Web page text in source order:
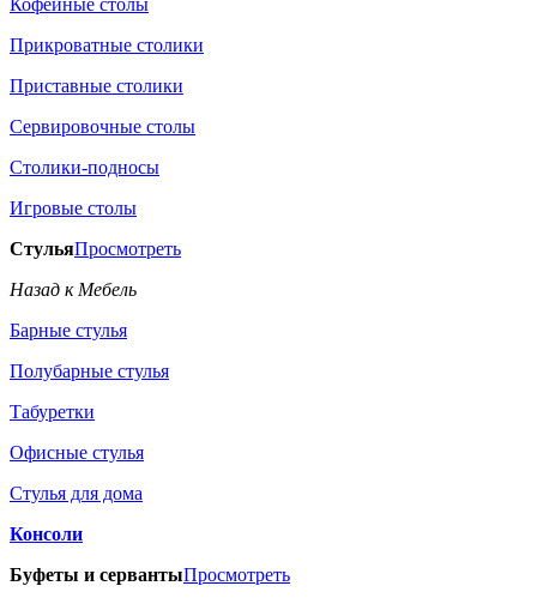
Кофейные столы
Прикроватные столики
Приставные столики
Сервировочные столы
Столики-подносы
Игровые столы
СтульяПросмотреть
Назад к Мебель
Барные стулья
Полубарные стулья
Табуретки
Офисные стулья
Стулья для дома
Консоли
Буфеты и сервантыПросмотреть